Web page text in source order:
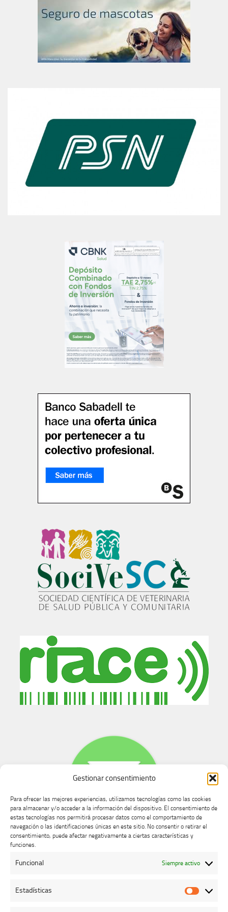
Gestionar consentimiento
Para ofrecer las mejores experiencias, utilizamos tecnologías como las cookies
para almacenar y/o acceder a la información del dispositivo. El consentimiento de
estas tecnologías nos permitirá procesar datos como el comportamiento de
navegación o las identificaciones únicas en este sitio. No consentir o retirar el
consentimiento, puede afectar negativamente a ciertas características y
funciones.
Funcional Siempre activo
Estadísticas
Buzón de dudas, quejas y sugerencias